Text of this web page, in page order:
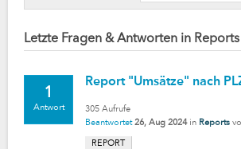
Letzte Fragen & Antworten in Reports
1
Antwort
Report "Umsätze" nach
305 Aufrufe
Beantwortet 26, Aug 2024 in Reports
REPORT